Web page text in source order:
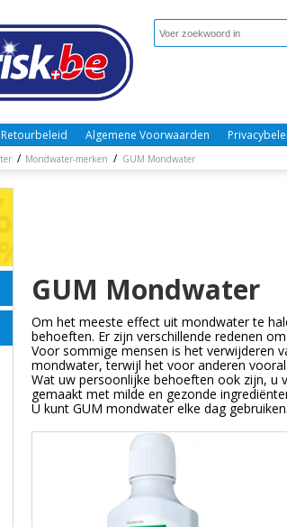
Retourbeleid Algemene Voorwaarden
/ Mondwater-merken / GUM Mondwater
GUM Mondwater
Om het meeste effect uit mondwater te
behoeften. Er zijn verschillende redenen
Voor sommige mensen is het verwijderen
mondwater, terwijl het voor anderen
Wat uw persoonlijke behoeften ook zijn, u
gemaakt met milde en gezonde
U kunt GUM mondwater elke dag gebruiken.